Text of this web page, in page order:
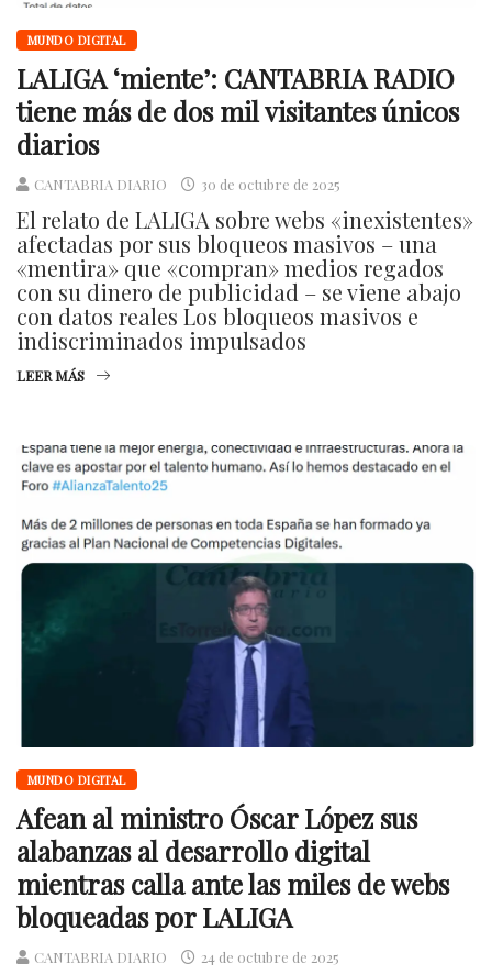
MUNDO DIGITAL
LALIGA ‘miente’: CANTABRIA RADIO
tiene más de dos mil visitantes únicos
diarios
CANTABRIA DIARIO 30 de octubre de 2025
El relato de LALIGA sobre webs «inexistentes»
afectadas por sus bloqueos masivos – una
«mentira» que «compran» medios regados
con su dinero de publicidad – se viene abajo
con datos reales Los bloqueos masivos e
indiscriminados impulsados
LEER MÁS
MUNDO DIGITAL
Afean al ministro Óscar López sus
alabanzas al desarrollo digital
mientras calla ante las miles de webs
bloqueadas por LALIGA
CANTABRIA DIARIO 24 de octubre de 2025